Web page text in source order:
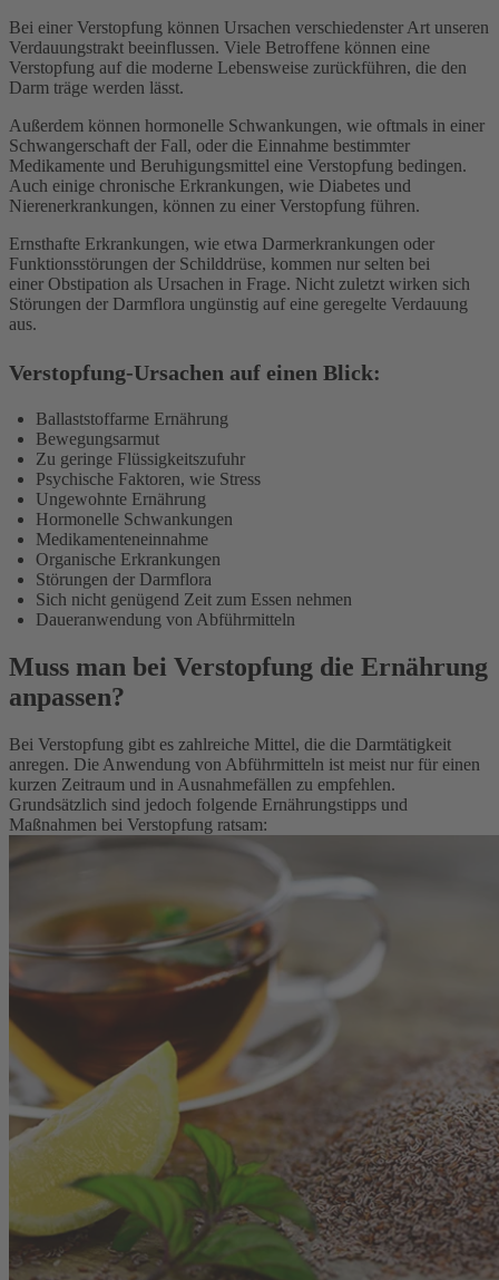
Bei einer Verstopfung können Ursachen verschiedenster Art unseren
Verdauungstrakt beeinflussen. Viele Betroffene können eine
Verstopfung auf die moderne Lebensweise zurückführen, die den
Darm träge werden lässt.
Außerdem können hormonelle Schwankungen, wie oftmals in einer
Schwangerschaft der Fall, oder die Einnahme bestimmter
Medikamente und Beruhigungsmittel eine Verstopfung bedingen.
Auch einige chronische Erkrankungen, wie Diabetes und
Nierenerkrankungen, können zu einer Verstopfung führen.
Ernsthafte Erkrankungen, wie etwa Darmerkrankungen oder
Funktionsstörungen der Schilddrüse, kommen nur selten bei
einer Obstipation als Ursachen in Frage. Nicht zuletzt wirken sich
Störungen der Darmflora ungünstig auf eine geregelte Verdauung
aus.
Verstopfung-Ursachen auf einen Blick:
Ballaststoffarme Ernährung
Bewegungsarmut
Zu geringe Flüssigkeitszufuhr
Psychische Faktoren, wie Stress
Ungewohnte Ernährung
Hormonelle Schwankungen
Medikamenteneinnahme
Organische Erkrankungen
Störungen der Darmflora
Sich nicht genügend Zeit zum Essen nehmen
Daueranwendung von Abführmitteln
Muss man bei Verstopfung die Ernährung
anpassen?
Bei Verstopfung gibt es zahlreiche Mittel, die die Darmtätigkeit
anregen. Die Anwendung von Abführmitteln ist meist nur für einen
kurzen Zeitraum und in Ausnahmefällen zu empfehlen.
Grundsätzlich sind jedoch folgende Ernährungstipps und
Maßnahmen bei Verstopfung ratsam: